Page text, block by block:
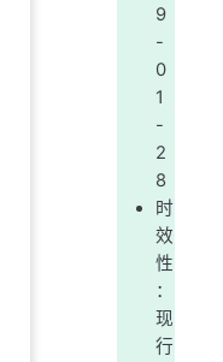
9
-
0
1
-
2
8
时
效
性
：
现
行